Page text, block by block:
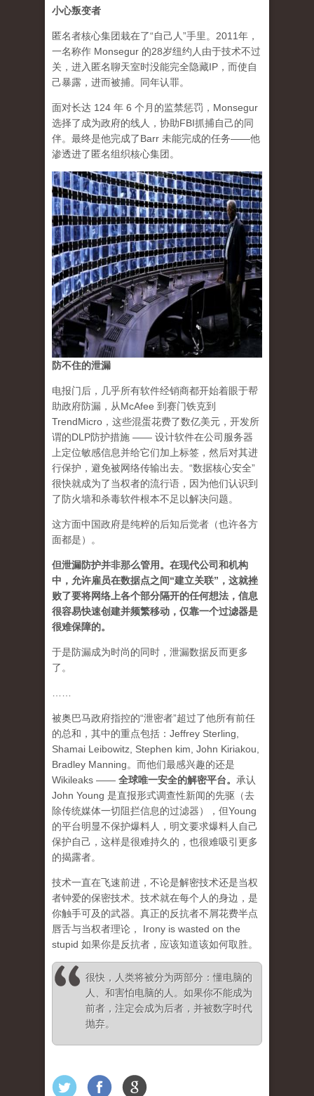
小心叛变者
匿名者核心集团栽在了“自己人”手里。2011年，
一名称作 Monsegur 的28岁纽约人由于技术不过
关，进入匿名聊天室时没能完全隐藏IP，而使自
己暴露，进而被捕。同年认罪。
面对长达 124 年 6 个月的监禁惩罚，Monsegur
选择了成为政府的线人，协助FBI抓捕自己的同
伴。最终是他完成了Barr 未能完成的任务——他
渗透进了匿名组织核心集团。
防不住的泄漏
电报门后，几乎所有软件经销商都开始着眼于帮
助政府防漏，从McAfee 到赛门铁克到
TrendMicro， 这些混蛋花费了数亿美元，开发所
谓的DLP防护措施 —— 设计软件在公司服务器
上定位敏感信息并给它们加上标签，然后对其进
行保护，避免被网络传输出去。“数据核心安全”
很快就成为了当权者的流行语，因为他们认识到
了防火墙和杀毒软件根本不足以解决问题。
这方面中国政府是纯粹的后知后觉者（也许各方
面都是）。
但泄漏防护并非那么管用。在现代公司和机构
中，允许雇员在数据点之间“建立关联”，这就挫
败了要将网络上各个部分隔开的任何想法，信息
很容易快速创建并频繁移动，仅靠一个过滤器是
很难保障的。
于是防漏成为时尚的同时，泄漏数据反而更多
了。
被奥巴马政府指控的“泄密者”超过了他所有前任
的总和，其中的重点包括：Jeffrey Sterling,
Shamai Leibowitz, Stephen kim, John Kiriakou,
Bradley Manning。而他们最感兴趣的还是
Wikileaks —— 全球唯一安全的解密平台。 承认
John Young 是直报形式调查性新闻的先驱（去
除传统媒体一切阻拦信息的过滤器），但Young
的平台明显不保护爆料人，明文要求爆料人自己
保护自己，这样是很难持久的，也很难吸引更多
的揭露者。
技术一直在飞速前进，不论是解密技术还是当权
者钟爱的保密技术。技术就在每个人的身边，是
你触手可及的武器。真正的反抗者不屑花费半点
唇舌与当权者理论， Irony is wasted on the
stupid 如果你是反抗者，应该知道该如何取胜。
很快，人类将被分为两部分：懂电脑的
人、和害怕电脑的人。如果你不能成为
前者，注定会成为后者，并被数字时代
抛弃。